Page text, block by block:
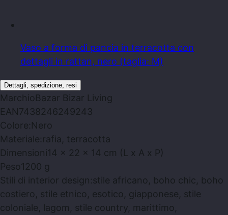
Vaso a forma di pancia in terracotta con
dettagli in rattan, nero (taglia: M)
Dettagli, spedizione, resi
MarchioBazar Bizar Living
EAN7438246249243
Colore:Nero
Materiale:rafia, terracotta
Dimensioni14 x 22 x 14 cm (L x A x P)
Peso1200 g
Stili di interior design:stile africano, boho chic, boho
costiero, stile etnico, esotico, giapponese, stile
coloniale, lagom, stile country, marittimo,